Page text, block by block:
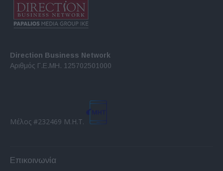
Direction Business Network
Αριθμός Γ.Ε.ΜΗ. 125702501000
Μέλος #232469 Μ.Η.Τ.
Επικοινωνία